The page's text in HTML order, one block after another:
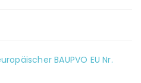
BAUPVO EU Nr.